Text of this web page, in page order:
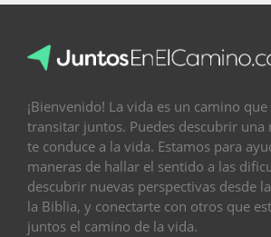
¡Bienvenido! La vida es un camino
transitar juntos. Puedes descubrir una
te conduce a la vida. Estamos para
maneras de hallar el sentido a las
descubrir nuevas perspectivas desde
la Biblia, y conectarte con otros que
juntos el camino de la vida.